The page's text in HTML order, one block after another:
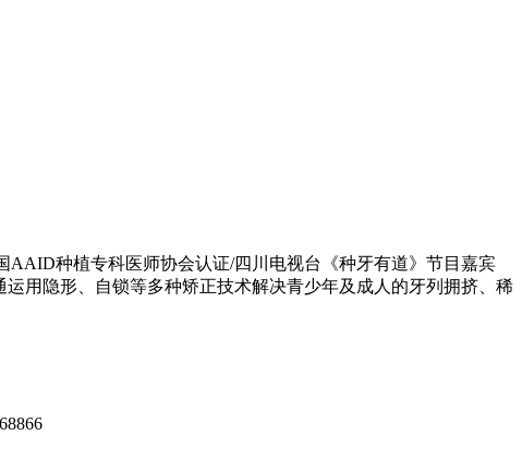
AAID种植专科医师协会认证/四川电视台《种牙有道》节目嘉宾
用隐形、自锁等多种矫正技术解决青少年及成人的牙列拥挤、稀